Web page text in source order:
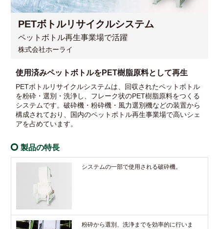
PETボトルリサイクルシステム
ペットボトル再生事業場で活躍
株式会社ホーライ
使用済みペットボトルをPET樹脂原料として再生
PETボトルリサイクルシステムは、回収されたペットボトル
を粉砕・選別・洗浄し、フレーク状のPET樹脂原料をつくる
システムです。破砕機・粉砕機・風力選別機などの装置から
構成されており、国内のペットボトル再生事業場で高いシェ
アを占めています。
製品の特長
システムの一部で使用される破砕機。
粉砕から選別、洗浄までを効率的に行いま